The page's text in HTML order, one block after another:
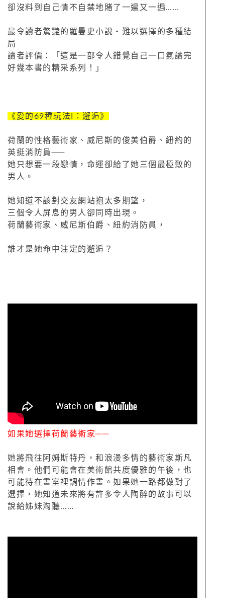
卻沒料到自己情不自禁地賭了一遍又一遍……
最令讀者驚豔的羅曼史小說‧難以選擇的多種結
局
讀者評價：「這是一部令人錯覺自己一口氣讀完
好幾本書的精采系列！」
《愛的69種玩法I：邂逅》
荷蘭的性格藝術家、威尼斯的俊美伯爵、紐約的
英挺消防員──
她只想要一段戀情，命運卻給了她三個最極致的
男人。
她知道不該對交友網站抱太多期望，
三個令人屏息的男人卻同時出現。
荷蘭藝術家、威尼斯伯爵、紐約消防員，
誰才是她命中注定的邂逅？
如果她選擇荷蘭藝術家──
她將飛往阿姆斯特丹，和浪漫多情的藝術家斯凡
相會。他們可能會在美術館共度優雅的午後，也
可能待在畫室裡調情作畫。如果她一路都做對了
選擇，她知道未來將有許多令人陶醉的故事可以
說給姊妹淘聽……